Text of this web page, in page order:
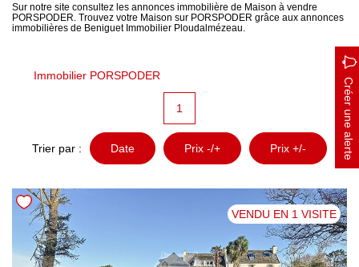
VENDRE
NOTRE AGENCE
Qui Sommes Nous
Notre Philosophie
Biens Vendus
EN
Créer une alerte
Sur notre site consultez les annonces immobilière de Maison à vendre
PORSPODER. Trouvez votre Maison sur PORSPODER grâce aux annonces
immobilières de Beniguet Immobilier Ploudalmézeau.
Immobilier PORSPODER
Créer une alerte
1
Trier par : Date Prix -/+ Prix +/-
VENDU EN 1 VISITE